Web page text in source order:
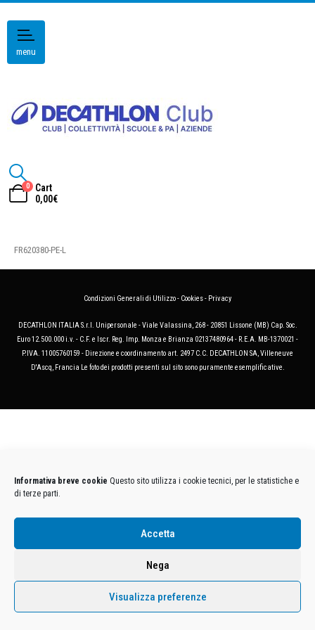
Informativa breve cookie Questo sito utilizza i cookie tecnici, per le statistiche e
di terze parti.
Accetta
Nega
Visualizza preferenze
menu
0
Cart
0,00€
FR620380-PE-L
Condizioni Generali di Utilizzo- Cookies- Privacy
DECATHLON ITALIA S.r.l. Unipersonale - Viale Valassina, 268 - 20851 Lissone (MB) Cap. Soc.
Euro 12.500.000 i.v. - C.F. e Iscr. Reg. Imp. Monza e Brianza 02137480964 - R.E.A. MB-1370021 -
P.IVA. 11005760159 - Direzione e coordinamento art. 2497 C.C. DECATHLON SA, Villeneuve
D'Ascq, Francia Le foto dei prodotti presenti sul sito sono puramente esemplificative.